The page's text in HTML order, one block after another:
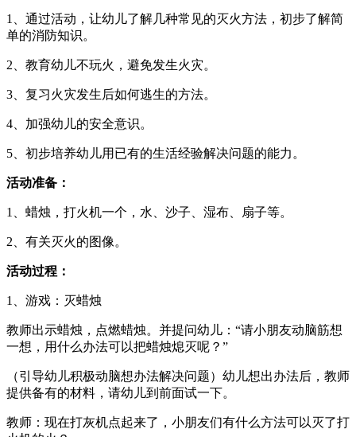
1、通过活动，让幼儿了解几种常见的灭火方法，初步了解简
单的消防知识。
2、教育幼儿不玩火，避免发生火灾。
3、复习火灾发生后如何逃生的方法。
4、加强幼儿的安全意识。
5、初步培养幼儿用已有的生活经验解决问题的能力。
活动准备：
1、蜡烛，打火机一个，水、沙子、湿布、扇子等。
2、有关灭火的图像。
活动过程：
1、游戏：灭蜡烛
教师出示蜡烛，点燃蜡烛。并提问幼儿：“请小朋友动脑筋想
一想，用什么办法可以把蜡烛熄灭呢？”
（引导幼儿积极动脑想办法解决问题）幼儿想出办法后，教师
提供备有的材料，请幼儿到前面试一下。
教师：现在打灰机点起来了，小朋友们有什么方法可以灭了打